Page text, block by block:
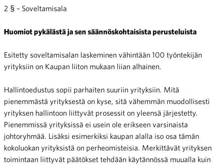
2 § – Soveltamisala
Huomiot pykälästä ja sen säännöskohtaisista perusteluista
Esitetty soveltamisalan laskeminen vähintään 100 työntekijän
yrityksiin on Kaupan liiton mukaan liian alhainen.
Hallintoedustus sopii parhaiten suuriin yrityksiin. Mitä
pienemmästä yrityksestä on kyse, sitä vähemmän muodollisesti
yrityksen hallintoon liittyvät prosessit on yleensä järjestetty.
Pienemmissä yrityksissä ei usein ole erikseen varsinaista
johtoryhmää. Lisäksi esimerkiksi kaupan alalla iso osa tämän
kokoluokan yrityksistä on perheomisteisia. Merkittävät yrityksen
toimintaan liittyvät päätökset tehdään käytännössä muualla kuin